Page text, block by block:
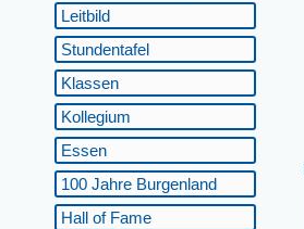
Leitbild
Stundentafel
Klassen
Kollegium
Essen
100 Jahre Burgenland
Hall of Fame